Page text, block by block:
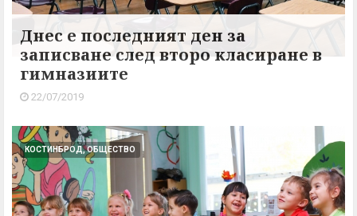
Днес е последният ден за
записване след второ класиране в
гимназиите
22/07/2019
КОСТИНБРОД, ОБЩЕСТВО